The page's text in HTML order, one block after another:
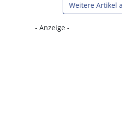
Weitere Artikel
- Anzeige -